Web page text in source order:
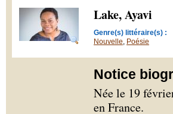
Lake, Ayavi
Genre(s) littéraire(s) :
Nouvelle, Poésie
Notice
Née le 19
en France.